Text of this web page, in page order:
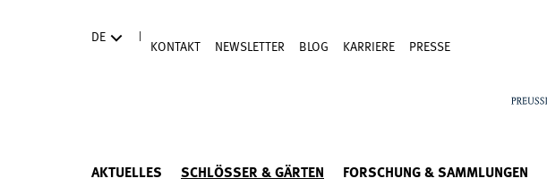
DE
KONTAKT NEWSLETTER BLOG KARRIERE PRESSE
AKTUELLES SCHLÖSSER & GÄRTEN FORSCHUNG & SAMMLUNGEN